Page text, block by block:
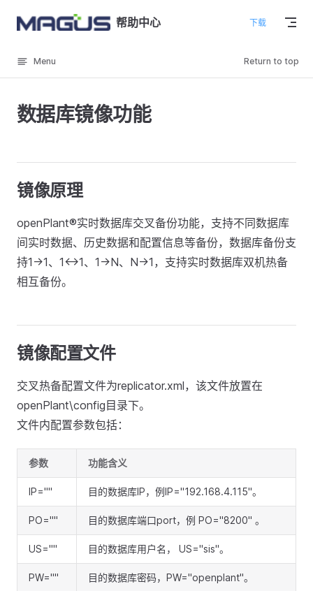
Skip to content 帮助中心 下载
Menu Return to top
数据库镜像功能
镜像原理
openPlant®实时数据库交叉备份功能，支持不同数据库
间实时数据、历史数据和配置信息等备份，数据库备份支
持1->1、1<->1、1->N、N->1，支持实时数据库双机热备
相互备份。
镜像配置文件
交叉热备配置文件为replicator.xml，该文件放置在
openPlant\config目录下。
文件内配置参数包括：
参数 功能含义
IP="" 目的数据库IP，例IP="192.168.4.115"。
PO="" 目的数据库端口port，例 PO="8200" 。
US="" 目的数据库用户名， US="sis"。
PW="" 目的数据库密码，PW="openplant"。